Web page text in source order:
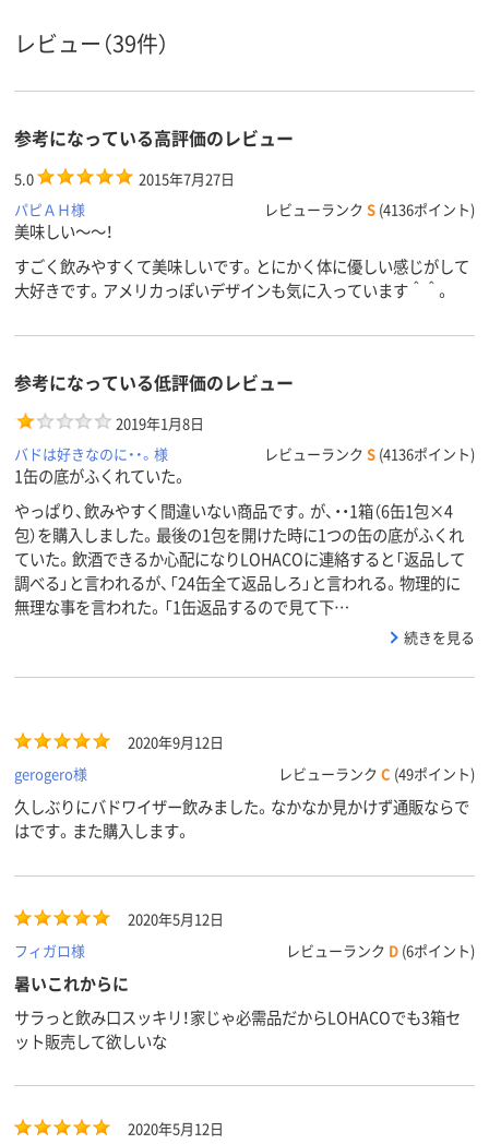
レビュー（39件）
参考になっている高評価のレビュー
5.0
2015年7月27日
パピＡＨ様
レビューランク S (4136ポイント)
美味しい～～！
すごく飲みやすくて美味しいです。とにかく体に優しい感じがして
大好きです。アメリカっぽいデザインも気に入っています＾＾。
参考になっている低評価のレビュー
2019年1月8日
バドは好きなのに・・。様
レビューランク S (4136ポイント)
1缶の底がふくれていた。
やっぱり、飲みやすく間違いない商品です。が、・・1箱（6缶1包×4
包）を購入しました。最後の1包を開けた時に1つの缶の底がふくれ
ていた。飲酒できるか心配になりLOHACOに連絡すると「返品して
調べる」と言われるが、「24缶全て返品しろ」と言われる。物理的に
無理な事を言われた。「1缶返品するので見て下…
続きを見る
2020年9月12日
gerogero様
レビューランク C (49ポイント)
久しぶりにバドワイザー飲みました。なかなか見かけず通販ならで
はです。また購入します。
2020年5月12日
フィガロ様
レビューランク D (6ポイント)
暑いこれからに
サラっと飲み口スッキリ！家じゃ必需品だからLOHACOでも3箱セ
ット販売して欲しいな
2020年5月12日